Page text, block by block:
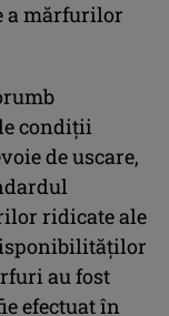
a mărfurilor
condiții
de uscare,
ridicate ale
au fost
efectuat în